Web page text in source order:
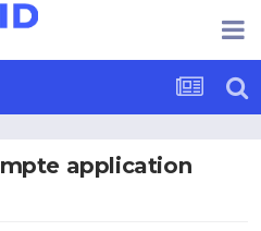
application